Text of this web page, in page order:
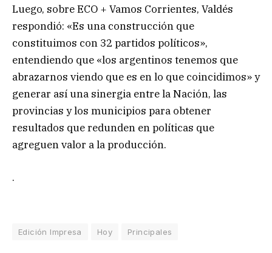
Luego, sobre ECO + Vamos Corrientes, Valdés
respondió: «Es una construcción que
constituimos con 32 partidos políticos»,
entendiendo que «los argentinos tenemos que
abrazarnos viendo que es en lo que coincidimos» y
generar así una sinergia entre la Nación, las
provincias y los municipios para obtener
resultados que redunden en políticas que
agreguen valor a la producción.
.
Edición Impresa Hoy Principales